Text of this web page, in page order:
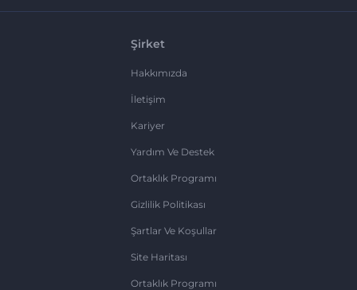
Şirket
Hakkımızda
İletişim
Kariyer
Yardım Ve Destek
Ortaklık Programı
Gizlilik Politikası
Şartlar Ve Koşullar
Site Haritası
Ortaklık Programı